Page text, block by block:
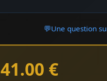
💬Une question
41.00 €